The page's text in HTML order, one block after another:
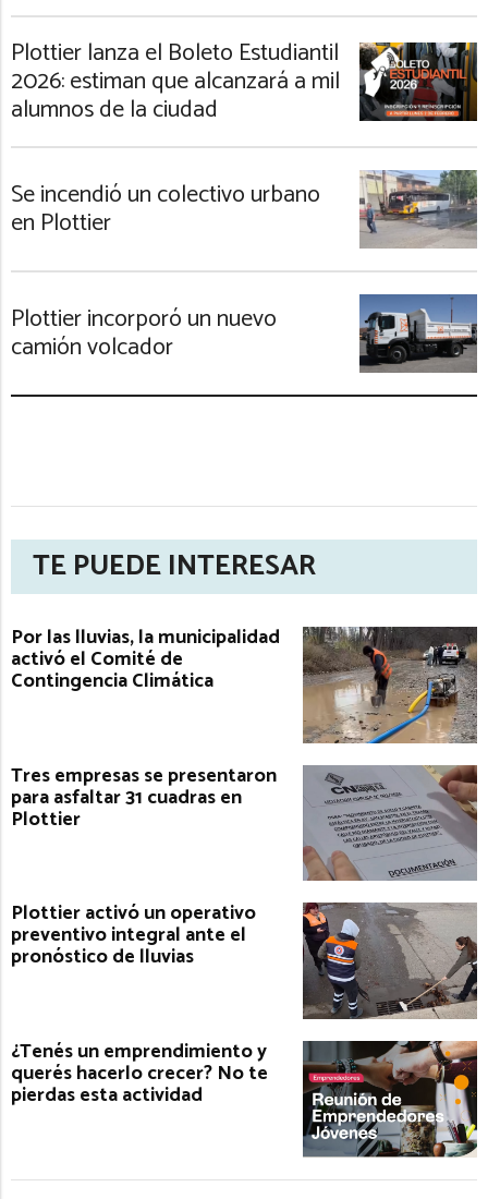
Plottier lanza el Boleto Estudiantil
2026: estiman que alcanzará a mil
alumnos de la ciudad
Se incendió un colectivo urbano
en Plottier
Plottier incorporó un nuevo
camión volcador
TE PUEDE INTERESAR
Por las lluvias, la municipalidad
activó el Comité de
Contingencia Climática
Tres empresas se presentaron
para asfaltar 31 cuadras en
Plottier
Plottier activó un operativo
preventivo integral ante el
pronóstico de lluvias
¿Tenés un emprendimiento y
querés hacerlo crecer? No te
pierdas esta actividad